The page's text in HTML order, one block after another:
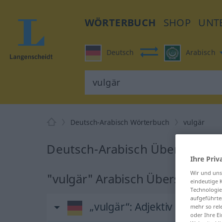
WÖRTERBUCH SHOP
Deutsch Arabisch
Deutsch-Arabisch Wörterbuch vulgär
Deutsch-Arabisch
"vulgär" Arabisch Übersetzung
„vulgär“: Adjektiv
Ihre
Wir und
eindeutige
mehr so
oder Ihre